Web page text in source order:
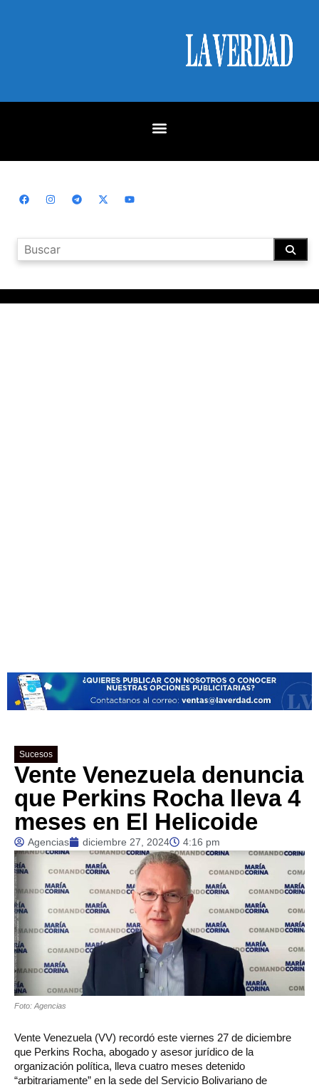
Sucesos
Vente Venezuela denuncia
que Perkins Rocha lleva 4
meses en El Helicoide
Agencias diciembre 27, 2024 4:16 pm
Foto: Agencias
Vente Venezuela (VV) recordó este viernes 27 de diciembre
que Perkins Rocha, abogado y asesor jurídico de la
organización política, lleva cuatro meses detenido
“arbitrariamente” en la sede del Servicio Bolivariano de